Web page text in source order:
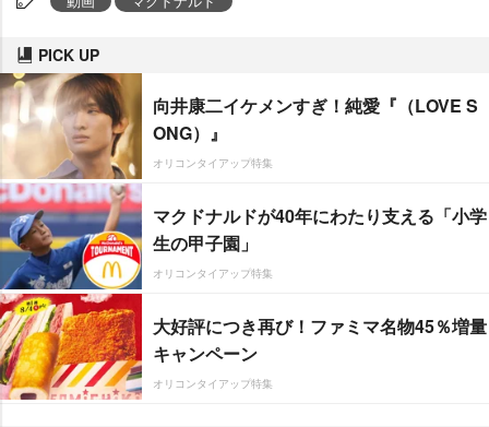
PICK UP
向井康二イケメンすぎ！純愛『（LOVE S
ONG）』
オリコンタイアップ特集
マクドナルドが40年にわたり支える「小学
生の甲子園」
オリコンタイアップ特集
大好評につき再び！ファミマ名物45％増量
キャンペーン
オリコンタイアップ特集